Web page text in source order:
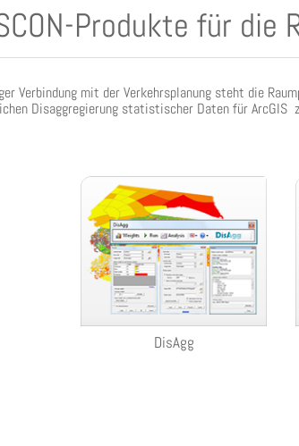
Produkte für die
Verbindung mit der Verkehrsplanung steht die
Disaggregierung statistischer Daten für ArcGIS
DisAgg